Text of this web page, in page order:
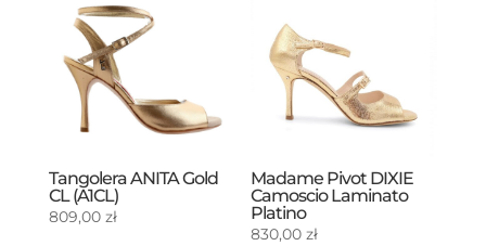
Tangolera ANITA Gold
CL (A1CL)
809,00 zł
Madame Pivot DIXIE
Camoscio Laminato
Platino
830,00zł